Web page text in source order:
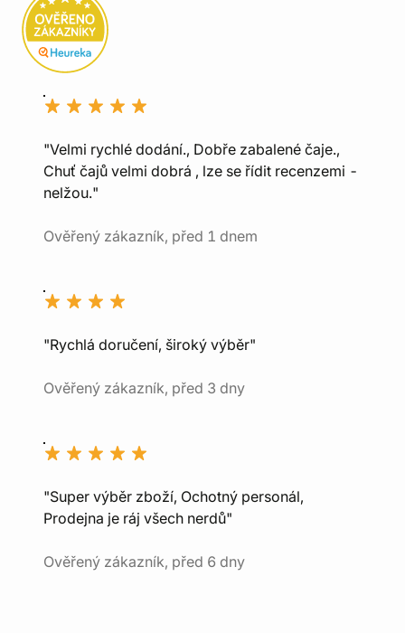
"Velmi rychlé dodání., Dobře zabalené čaje.,
Chuť čajů velmi dobrá , lze se řídit recenzemi -
nelžou."
Ověřený zákazník, před 1 dnem
"Rychlá doručení, široký výběr"
Ověřený zákazník, před 3 dny
"Super výběr zboží, Ochotný personál,
Prodejna je ráj všech nerdů"
Ověřený zákazník, před 6 dny